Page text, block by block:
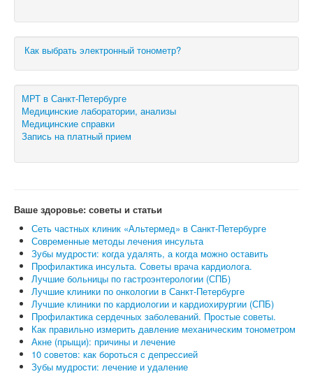
Как выбрать электронный тонометр?
МРТ в Санкт-Петербурге
Медицинские лаборатории, анализы
Медицинские справки
Запись на платный прием
Ваше здоровье: советы и статьи
Сеть частных клиник «Альтермед» в Санкт-Петербурге
Современные методы лечения инсульта
Зубы мудрости: когда удалять, а когда можно оставить
Профилактика инсульта. Советы врача кардиолога.
Лучшие больницы по гастроэнтерологии (СПБ)
Лучшие клиники по онкологии в Санкт-Петербурге
Лучшие клиники по кардиологии и кардиохирургии (СПБ)
Профилактика сердечных заболеваний. Простые советы.
Как правильно измерить давление механическим тонометром
Акне (прыщи): причины и лечение
10 советов: как бороться с депрессией
Зубы мудрости: лечение и удаление